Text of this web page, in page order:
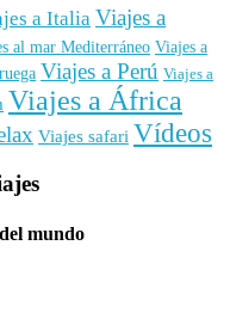
a Italia Viajes a
al mar Mediterráneo Viajes a
Viajes a Perú Viajes a
Viajes a África
Viajes safari Vídeos
mundo